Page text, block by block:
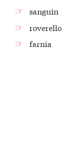
sanguin
roverello
farnia